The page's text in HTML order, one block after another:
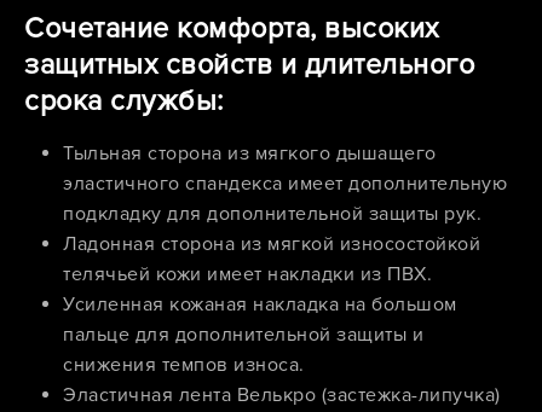
Сочетание комфорта, высоких
защитных свойств и длительного
срока службы:
Тыльная сторона из мягкого дышащего
эластичного спандекса имеет дополнительную
подкладку для дополнительной защиты рук.
Ладонная сторона из мягкой износостойкой
телячьей кожи имеет накладки из ПВХ.
Усиленная кожаная накладка на большом
пальце для дополнительной защиты и
снижения темпов износа.
Эластичная лента Велькро (застежка-липучка)